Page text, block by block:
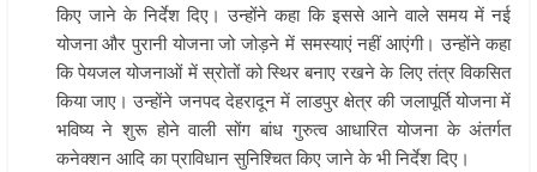
किए जाने के निर्देश दिए। उन्होंने कहा कि इससे आने वाले समय में नई
योजना और पुरानी योजना जो जोड़ने में समस्याएं नहीं आएंगी। उन्होंने कहा
कि पेयजल योजनाओं में स्रोतों को स्थिर बनाए रखने के लिए तंत्र विकसित
किया जाए। उन्होंने जनपद देहरादून में लाडपुर क्षेत्र की जलापूर्ति योजना में
भविष्य ने शुरू होने वाली सोंग बांध गुरुत्व आधारित योजना के अंतर्गत
कनेक्शन आदि का प्राविधान सुनिश्चित किए जाने के भी निर्देश दिए।